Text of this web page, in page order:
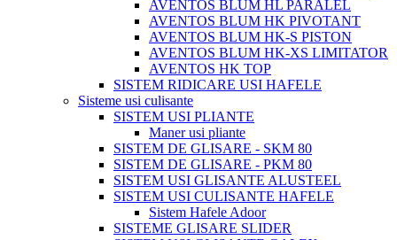
AVENTOS BLUM HL PARALEL
AVENTOS BLUM HK PIVOTANT
AVENTOS BLUM HK-S PISTON
AVENTOS BLUM HK-XS LIMITATOR
AVENTOS HK TOP
SISTEM RIDICARE USI HAFELE
Sisteme usi culisante
SISTEM USI PLIANTE
Maner usi pliante
SISTEM DE GLISARE - SKM 80
SISTEM DE GLISARE - PKM 80
SISTEM USI GLISANTE ALUSTEEL
SISTEM USI CULISANTE HAFELE
Sistem Hafele Adoor
SISTEME GLISARE SLIDER